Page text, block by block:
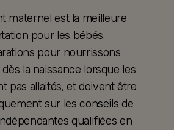
maternel est la meilleure
pour les bébés.
pour nourrissons
la naissance lorsque les
pas allaités, et doivent être
sur les conseils de
qualifiées en